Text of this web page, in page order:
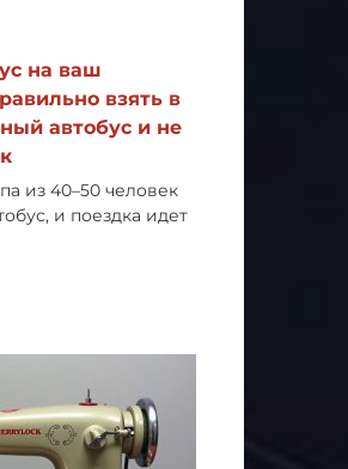
на ваш
взять в
автобус и не
из 40–50 человек
и поездка идет